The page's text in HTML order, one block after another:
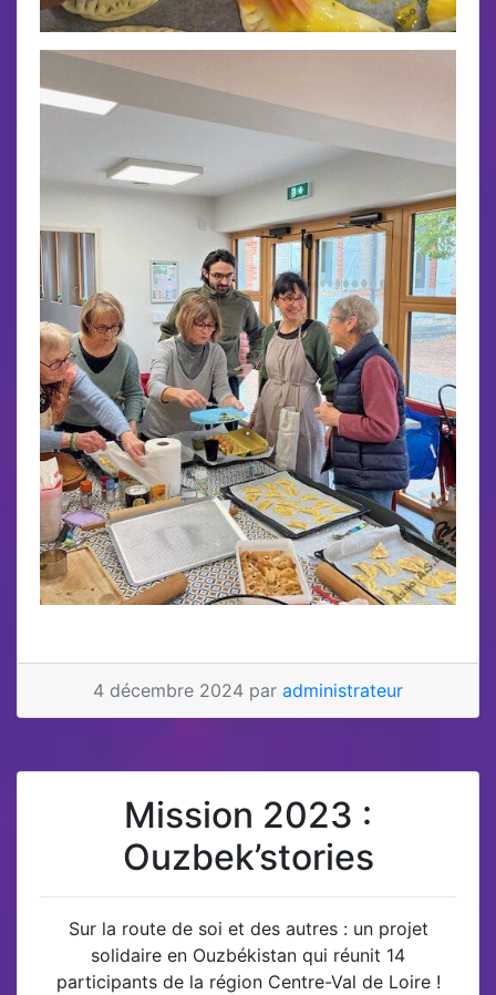
4 décembre 2024 par administrateur
Mission 2023 :
Ouzbek’stories
Sur la route de soi et des autres : un projet
solidaire en Ouzbékistan qui réunit 14
participants de la région Centre-Val de Loire !